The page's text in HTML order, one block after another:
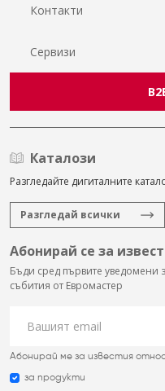
Контакти
Сервизи
Каталози
Разгледайте дигиталните
Разгледай всички
Абонирай се за
Бъди сред първите уведомени
събития от Евромастер
Абонирай ме за известия
за продукти